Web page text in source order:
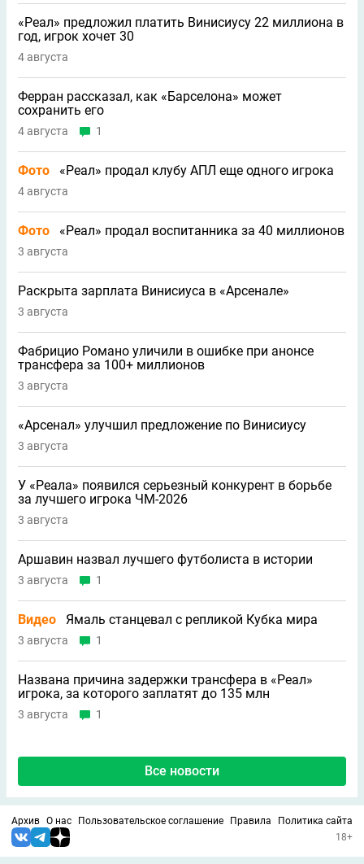
«Реал» предложил платить Винисиусу 22 миллиона в
год, игрок хочет 30
4 августа
Ферран рассказал, как «Барселона» может
сохранить его
4 августа 1
Фото «Реал» продал клубу АПЛ еще одного игрока
4 августа
Фото «Реал» продал воспитанника за 40 миллионов
3 августа
Раскрыта зарплата Винисиуса в «Арсенале»
3 августа
Фабрицио Романо уличили в ошибке при анонсе
трансфера за 100+ миллионов
3 августа
«Арсенал» улучшил предложение по Винисиусу
3 августа
У «Реала» появился серьезный конкурент в борьбе
за лучшего игрока ЧМ-2026
3 августа
Аршавин назвал лучшего футболиста в истории
3 августа 1
Видео Ямаль станцевал с репликой Кубка мира
3 августа 1
Названа причина задержки трансфера в «Реал»
игрока, за которого заплатят до 135 млн
3 августа 1
Все новости
Архив О нас Пользовательское соглашение Правила
Политика сайта
18+